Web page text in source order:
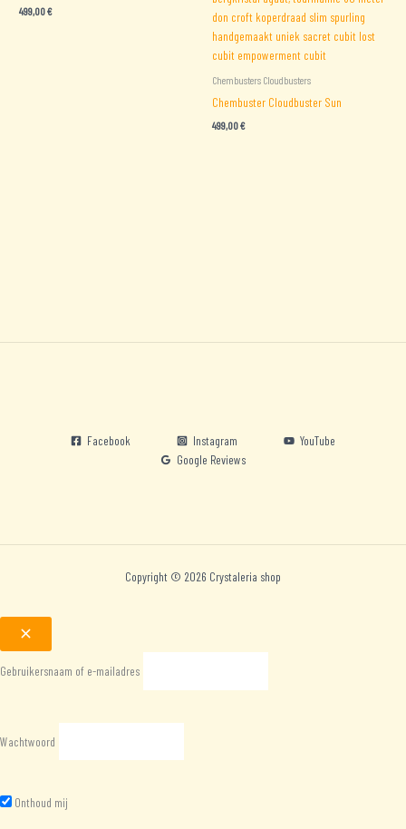
499,00€
Chembusters Cloudbusters
Chembuster Cloudbuster Sun
499,00€
Facebook Instagram
YouTube
Google Reviews
Copyright © 2026 Crystaleria shop
Gebruikersnaam of e-mailadres
Wachtwoord
Onthoud mij